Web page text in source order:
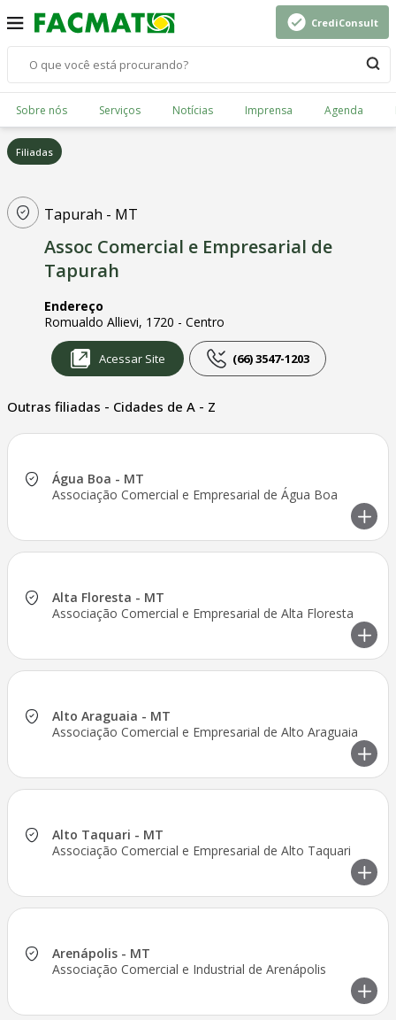
CrediConsult
Sobre nós Serviços Notícias Imprensa Agenda
Filiadas
Tapurah - MT
Assoc Comercial e Empresarial de
Tapurah
Endereço
Romualdo Allievi, 1720 - Centro
Acessar Site (66) 3547-1203
Outras filiadas - Cidades de A - Z
Água Boa - MT
Associação Comercial e Empresarial de Água Boa
Alta Floresta - MT
Associação Comercial e Empresarial de Alta Floresta
Alto Araguaia - MT
Associação Comercial e Empresarial de Alto Araguaia
Alto Taquari - MT
Associação Comercial e Empresarial de Alto Taquari
Arenápolis - MT
Associação Comercial e Industrial de Arenápolis